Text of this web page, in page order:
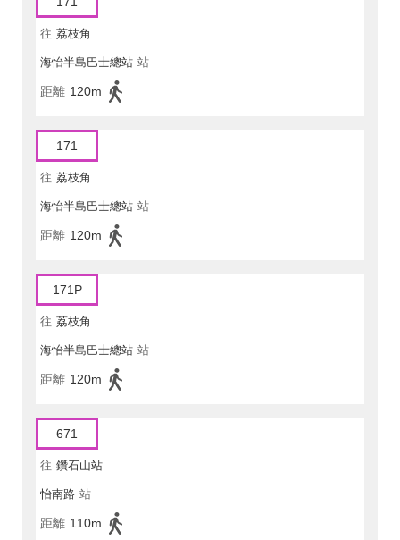
往 荔枝角
海怡半島巴士總站 站
距離 120m
171
往 荔枝角
海怡半島巴士總站 站
距離 120m
171P
往 荔枝角
海怡半島巴士總站 站
距離 120m
671
往 鑽石山站
怡南路 站
距離 110m